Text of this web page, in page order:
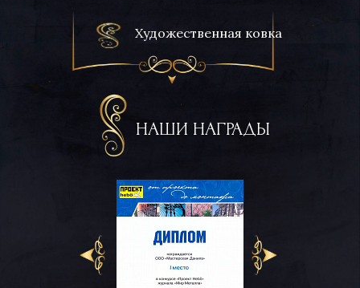
Художественная ковка
НАШИ НАГРАДЫ